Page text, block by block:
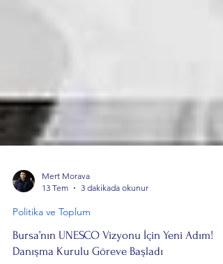
Mert Morava
13 Tem
3 dakikada okunur
Politika ve Toplum